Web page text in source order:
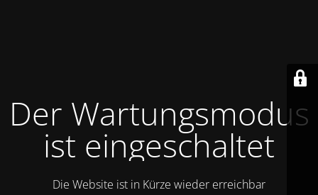
Der Wartungsmodus
ist eingeschaltet
Die Website ist in Kürze wieder erreichbar